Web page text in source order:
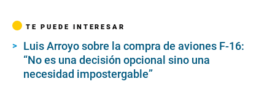
TE PUEDE INTERESAR
Luis Arroyo sobre la compra de aviones F-16:
“No es una decisión opcional sino una
necesidad impostergable”